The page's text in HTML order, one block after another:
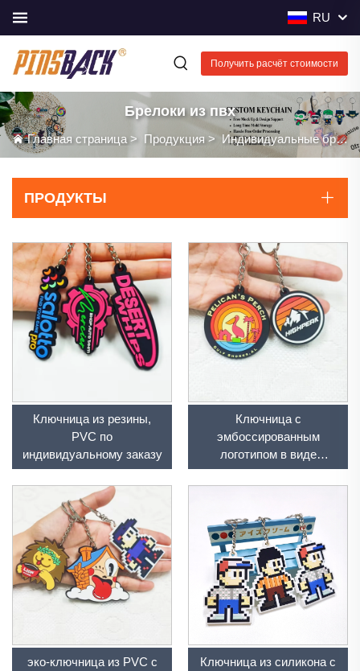
RU
Получить расчёт стоимости
Брелоки из пвх
Главная страница> Продукция> Индивидуальные брелоки
ПРОДУКТЫ
Ключница из резины,
PVC по
индивидуальному заказу
Ключница с
эмбоссированным
логотипом в виде
животных из PVC для
декора
эко-ключница из PVC с
Ключница из силикона с